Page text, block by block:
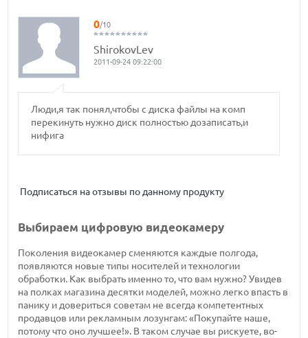
0/10
ShirokovLev
2011-09-24 09:22:00
Люди,я так понял,чтобы с диска файлы на комп
перекинуть нужно диск полностью дозаписать,и
нифига
Подписаться на отзывы по данному продукту
Выбираем цифровую видеокамеру
Поколения видеокамер сменяются каждые полгода,
появляются новые типы носителей и технологии
обработки. Как выбрать именно то, что вам нужно? Увидев
на полках магазина десятки моделей, можно легко впасть в
панику и довериться советам не всегда компетентных
продавцов или рекламным лозунгам: «Покупайте наше,
потому что оно лучшее!». В таком случае вы рискуете, во-